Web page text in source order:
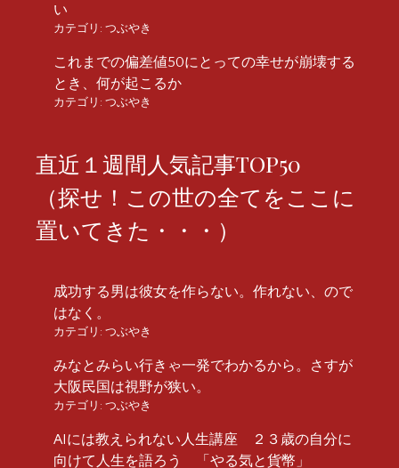
い
カテゴリ: つぶやき
これまでの偏差値50にとっての幸せが崩壊する
とき、何が起こるか
カテゴリ: つぶやき
直近１週間人気記事TOP50
（探せ！この世の全てをここに
置いてきた・・・）
成功する男は彼女を作らない。作れない、ので
はなく。
カテゴリ: つぶやき
みなとみらい行きゃ一発でわかるから。さすが
大阪民国は視野が狭い。
カテゴリ: つぶやき
AIには教えられない人生講座 ２３歳の自分に
向けて人生を語ろう 「やる気と貨幣」